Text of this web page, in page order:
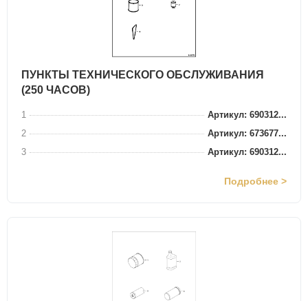
ПУНКТЫ ТЕХНИЧЕСКОГО ОБСЛУЖИВАНИЯ
(250 ЧАСОВ)
1
Артикул: 690312...
2
Артикул: 673677...
3
Артикул: 690312...
Подробнее >